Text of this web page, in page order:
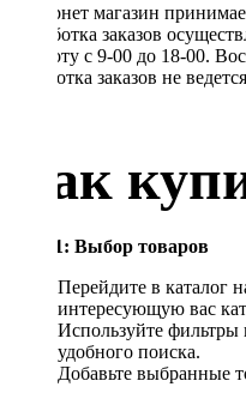
Интернет магазин
Обработка заказов
Субботу с 9-00 до 18-00.
обработка заказов не
Как
Шаг 1: Выбор товаров
Перейдите в каталог
интересующую вас
Используйте фильтры
удобного поиска.
Добавьте выбранные